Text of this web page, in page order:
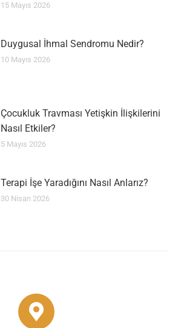
15 Mayıs 2026
Duygusal İhmal Sendromu Nedir?
10 Mayıs 2026
Çocukluk Travması Yetişkin İlişkilerini
Nasıl Etkiler?
5 Mayıs 2026
Terapi İşe Yaradığını Nasıl Anlarız?
30 Nisan 2026